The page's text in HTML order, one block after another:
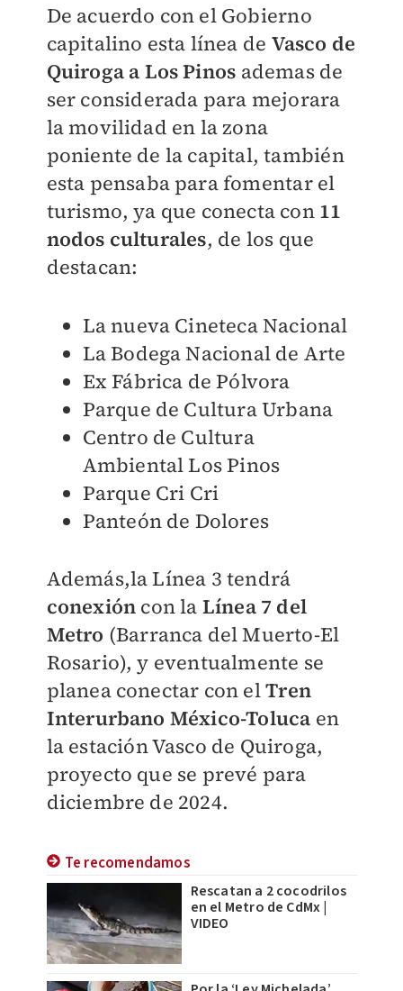
De acuerdo con el Gobierno
capitalino esta línea de Vasco de
Quiroga a Los Pinos ademas de
ser considerada para mejorara
la movilidad en la zona
poniente de la capital, también
esta pensaba para fomentar el
turismo, ya que conecta con 11
nodos culturales, de los que
destacan:
La nueva Cineteca Nacional
La Bodega Nacional de Arte
Ex Fábrica de Pólvora
Parque de Cultura Urbana
Centro de Cultura
Ambiental Los Pinos
Parque Cri Cri
Panteón de Dolores
Además,la Línea 3 tendrá
conexión con la Línea 7 del
Metro (Barranca del Muerto-El
Rosario), y eventualmente se
planea conectar con elTren
Interurbano México-Toluca en
la estación Vasco de Quiroga,
proyecto que se prevé para
diciembre de 2024.
Te recomendamos
Rescatan a 2 cocodrilos
en el Metro de CdMx |
VIDEO